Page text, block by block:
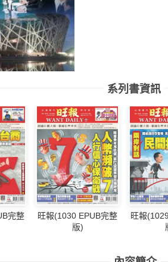
系列書資訊
完整
旺報(1030 EPUB完整
版)
旺報